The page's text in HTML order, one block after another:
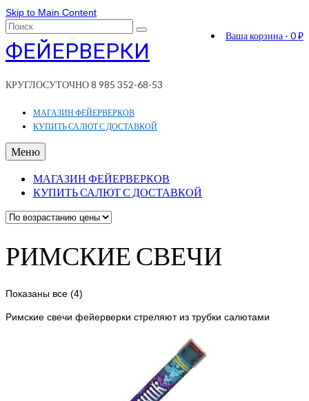
Skip to Main Content
Ваша корзина - 0₽
Поиск:
ФЕЙЕРВЕРКИ
КРУГЛОСУТОЧНО 8 985 352-68-53
МАГАЗИН ФЕЙЕРВЕРКОВ
КУПИТЬ САЛЮТ С ДОСТАВКОЙ
Меню
МАГАЗИН ФЕЙЕРВЕРКОВ
КУПИТЬ САЛЮТ С ДОСТАВКОЙ
РИМСКИЕ СВЕЧИ
Показаны все (4)
возрастанию
Римские свечи фейерверки стреляют из трубки салютами